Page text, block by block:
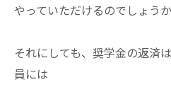
やっていただけるのでしょう
それにしても、奨学金の返済
員には